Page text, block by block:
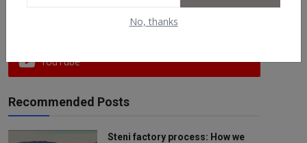
No, thanks
YouTube
Recommended Posts
Steni factory process: How we